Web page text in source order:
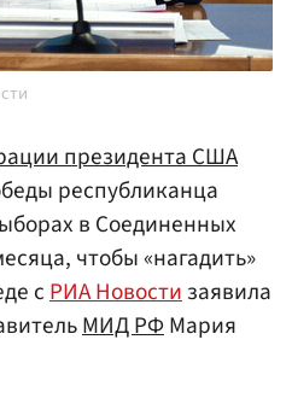
президента США
республиканца
в Соединенных
чтобы «нагадить»
сРИА Новостизаявила
МИД РФМария